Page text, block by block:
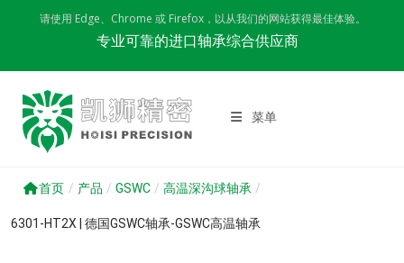
请使用 Edge、Chrome 或 Firefox，以从我们的网站获得最佳体验。
专业可靠的进口轴承综合供应商
菜单
首页 / 产品 / GSWC / 高温深沟球轴承 /
6301-HT2X | 德国GSWC轴承-GSWC高温轴承